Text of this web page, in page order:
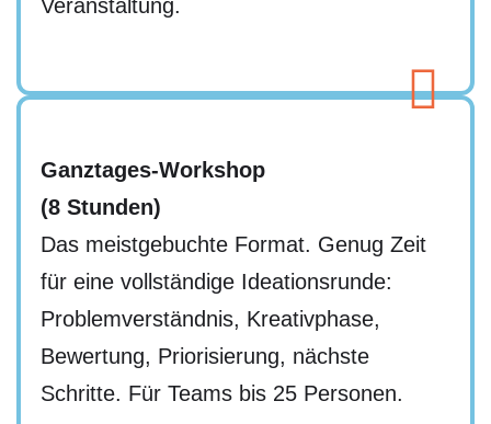
Veranstaltung.
Ganztages-Workshop
(8 Stunden)
Das meistgebuchte Format. Genug Zeit
für eine vollständige Ideationsrunde:
Problemverständnis, Kreativphase,
Bewertung, Priorisierung, nächste
Schritte. Für Teams bis 25 Personen.